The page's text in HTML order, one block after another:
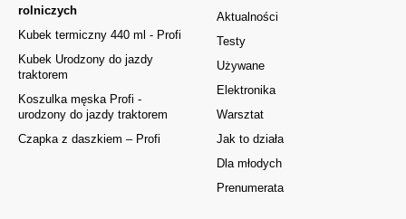
Aktualności
Testy
Używane
Elektronika
Warsztat
Jak to działa
Dla młodych
Prenumerata
rolniczych
Kubek termiczny 440 ml - Profi
Kubek Urodzony do jazdy
traktorem
Koszulka męska Profi -
urodzony do jazdy traktorem
Czapka z daszkiem – Profi